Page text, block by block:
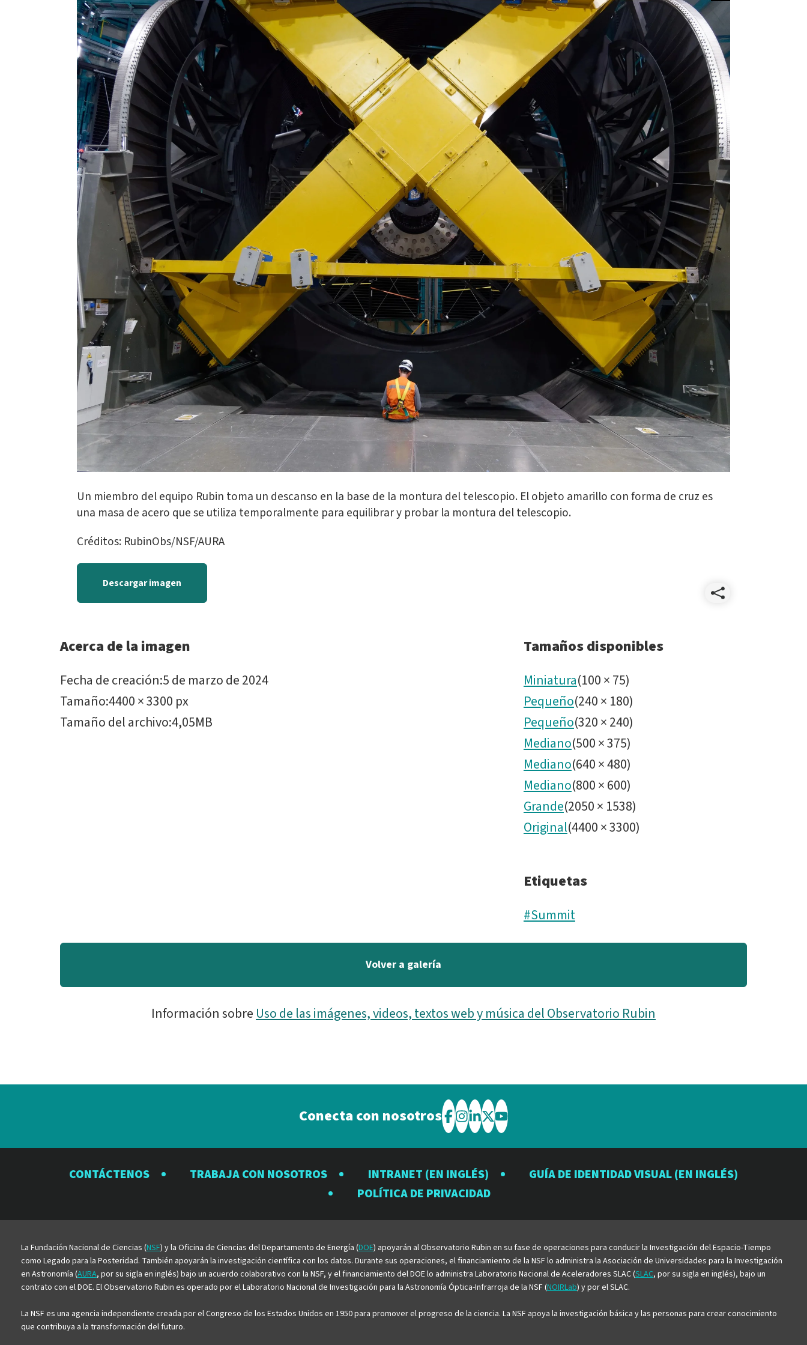
Un miembro del equipo Rubin toma un descanso en la base de la montura del telescopio. El objeto amarillo con forma de cruz es
una masa de acero que se utiliza temporalmente para equilibrar y probar la montura del telescopio.
Créditos: RubinObs/NSF/AURA
Descargar imagen
Acerca de la imagen
Fecha de creación:5 de marzo de 2024
Tamaño:4400 × 3300 px
Tamaño del archivo:4,05MB
Tamaños disponibles
Miniatura(100×75)
Pequeño(240× 180)
Pequeño(320×240)
Mediano(500×375)
Mediano(640×480)
Mediano(800×600)
Grande(2050× 1538)
Original(4400×3300)
Etiquetas
#Summit
Volver a galería
Información sobreUso de las imágenes, videos, textos web y música del Observatorio Rubin
Conecta con nosotros Visite
el
Observatorio
Rubin
Visite
el
Observatorio
Rubin
Visite
el
Observatorio
Rubin
Visite
el
Observatorio
Rubin
Visite
el
Observatorio
CONTÁCTENOS TRABAJA CON NOSOTROS INTRANET (EN INGLÉS)
GUÍA DE IDENTIDAD VISUAL (EN INGLÉS)
POLÍTICA DE PRIVACIDAD
La Fundación Nacional de Ciencias (NSF) y la Oficina de Ciencias del Departamento de Energía (DOE) apoyarán al Observatorio Rubin en su fase de operaciones para conducir la Investigación del Espacio-Tiempo
como Legado para la Posteridad. También apoyarán la investigación científica con los datos. Durante sus operaciones, el financiamiento de la NSF lo administra la Asociación de Universidades para la Investigación
en Astronomía (AURA, por su sigla en inglés) bajo un acuerdo colaborativo con la NSF, y el financiamiento del DOE lo administra Laboratorio Nacional de Aceleradores SLAC (SLAC, por su sigla en inglés), bajo un
contrato con el DOE. El Observatorio Rubin es operado por el Laboratorio Nacional de Investigación para la Astronomía Óptica-Infrarroja de la NSF (NOIRLab) y por el SLAC.
La NSF es una agencia independiente creada por el Congreso de los Estados Unidos en 1950 para promover el progreso de la ciencia. La NSF apoya la investigación básica y las personas para crear conocimiento
que contribuya a la transformación del futuro.